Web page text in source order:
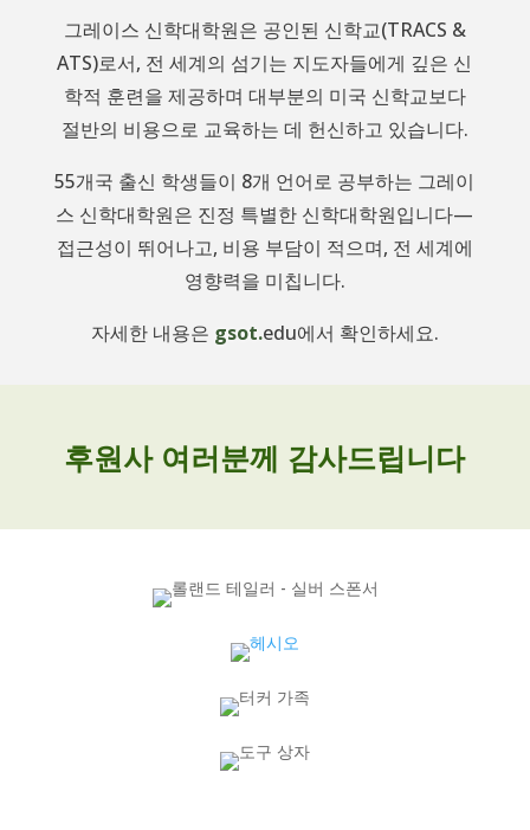
그레이스 신학대학원은 공인된 신학교(TRACS &
ATS)로서, 전 세계의 섬기는 지도자들에게 깊은 신
학적 훈련을 제공하며 대부분의 미국 신학교보다
절반의 비용으로 교육하는 데 헌신하고 있습니다.
55개국 출신 학생들이 8개 언어로 공부하는 그레이
스 신학대학원은 진정 특별한 신학대학원입니다—
접근성이 뛰어나고, 비용 부담이 적으며, 전 세계에
영향력을 미칩니다.
자세한 내용은 gsot.edu에서 확인하세요.
후원사 여러분께 감사드립니다